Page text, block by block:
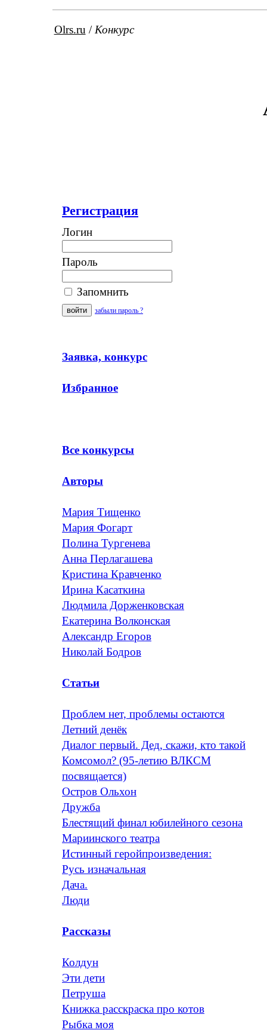
Olrs.ru / Конкурс
Регистрация
Логин
Пароль
Запомнить
забыли пароль ?
Заявка, конкурс
Избранное
Все конкурсы
Авторы
Мария Тищенко
Мария Фогарт
Полина Тургенева
Анна Перлагашева
Кристина Кравченко
Ирина Касаткина
Людмила Дорженковская
Екатерина Волконская
Александр Егоров
Николай Бодров
Статьи
Проблем нет, проблемы остаются
Летний денёк
Диалог первый. Дед, скажи, кто такой
Комсомол? (95-летию ВЛКСМ
посвящается)
Остров Ольхон
Дружба
Блестящий финал юбилейного сезона
Мариинского театра
Истинный геройпроизведения:
Русь изначальная
Дача.
Люди
Рассказы
Колдун
Эти дети
Петруша
Книжка расскраска про котов
Рыбка моя